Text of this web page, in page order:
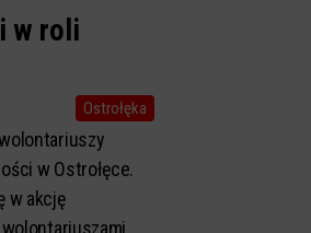
w roli
Ostrołęka
w Ostrołęce.
w akcję